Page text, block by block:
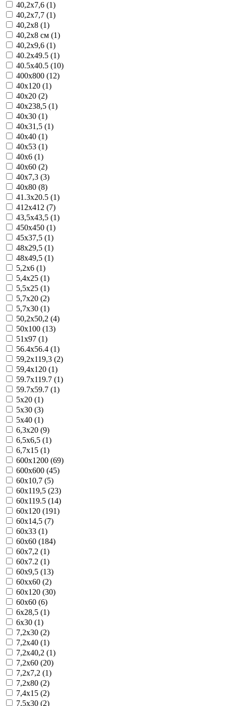
40,2x7,6 (1)
40,2x7,7 (1)
40,2x8 (1)
40,2x8 см (1)
40,2x9,6 (1)
40.2x49.5 (1)
40.5x40.5 (10)
400x800 (12)
40x120 (1)
40x20 (2)
40x238,5 (1)
40x30 (1)
40x31,5 (1)
40x40 (1)
40x53 (1)
40x6 (1)
40x60 (2)
40x7,3 (3)
40x80 (8)
41.3x20.5 (1)
412x412 (7)
43,5x43,5 (1)
450x450 (1)
45x37,5 (1)
48x29,5 (1)
48x49,5 (1)
5,2x6 (1)
5,4x25 (1)
5,5x25 (1)
5,7x20 (2)
5,7x30 (1)
50,2x50,2 (4)
50x100 (13)
51x97 (1)
56.4x56.4 (1)
59,2x119,3 (2)
59,4x120 (1)
59.7x119.7 (1)
59.7x59.7 (1)
5x20 (1)
5x30 (3)
5x40 (1)
6,3x20 (9)
6,5x6,5 (1)
6,7x15 (1)
600x1200 (69)
600x600 (45)
60x10,7 (5)
60x119,5 (23)
60x119.5 (14)
60x120 (191)
60x14,5 (7)
60x33 (1)
60x60 (184)
60x7,2 (1)
60x7.2 (1)
60x9,5 (13)
60xx60 (2)
60х120 (30)
60х60 (6)
6x28,5 (1)
6x30 (1)
7,2x30 (2)
7,2x40 (1)
7,2x40,2 (1)
7,2x60 (20)
7,2x7,2 (1)
7,2x80 (2)
7,4x15 (2)
7,5x30 (2)